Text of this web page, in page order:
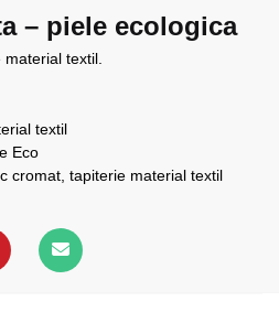
– piele ecologica
textil.
textil
Eco
cromat, tapiterie material textil